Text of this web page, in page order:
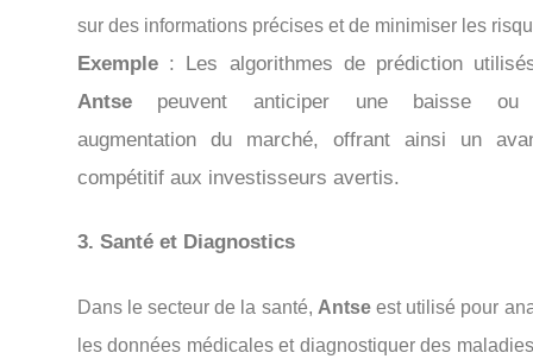
sur des informations précises et de minimiser les
Exemple: Les algorithmes de prédiction
Antsepeuvent anticiper une baisse ou
augmentation du marché, offrant ainsi un
compétitif aux investisseurs avertis.
3. Santé et Diagnostics
Dans le secteur de la santé, Antseest utilisé pour
les données médicales et diagnostiquer des